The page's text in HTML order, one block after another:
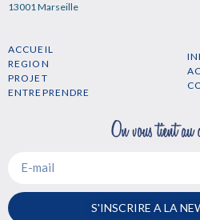
13001 Marseille
ACCUEIL
REGION
PROJET
ENTREPRENDRE
S'INSCRIRE A LA